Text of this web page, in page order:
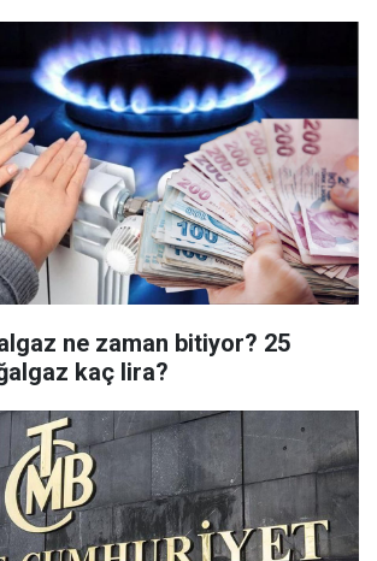
ne zaman bitiyor? 25
kaç lira?